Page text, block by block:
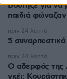
Βούτηξε για να
παιδιά
5 συναρπαστικά
πριν 24 λεπτά
Ο αδερφός της
γκέι:
πριν 24 λεπτά